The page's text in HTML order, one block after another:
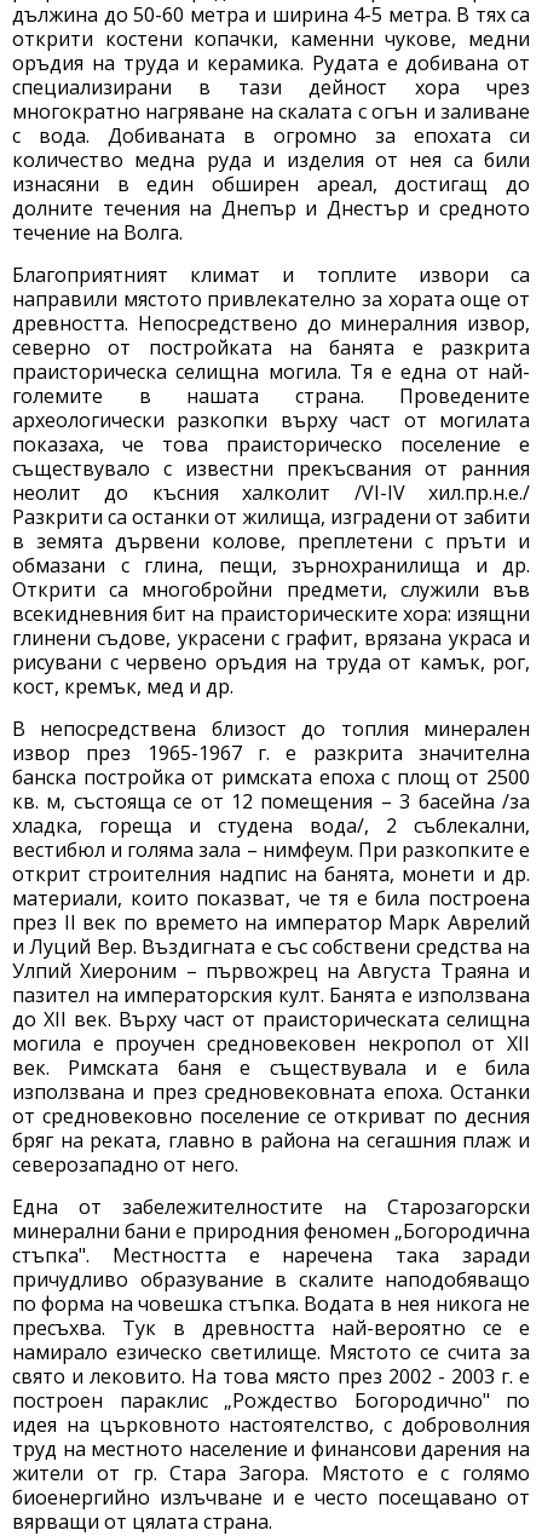
дължина до 50-60 метра и ширина 4-5 метра. В тях са
открити костени копачки, каменни чукове, медни
оръдия на труда и керамика. Рудата е добивана от
специализирани в тази дейност хора чрез
многократно нагряване на скалата с огън и заливане
с вода. Добиваната в огромно за епохата си
количество медна руда и изделия от нея са били
изнасяни в един обширен ареал, достигащ до
долните течения на Днепър и Днестър и средното
течение на Волга.
Благоприятният климат и топлите извори са
направили мястото привлекателно за хората още от
древността. Непосредствено до минералния извор,
северно от постройката на банята е разкрита
праисторическа селищна могила. Тя е една от най-
големите в нашата страна. Проведените
археологически разкопки върху част от могилата
показаха, че това праисторическо поселение е
съществувало с известни прекъсвания от ранния
неолит до късния халколит /VІ-ІV хил.пр.н.е./
Разкрити са останки от жилища, изградени от забити
в земята дървени колове, преплетени с пръти и
обмазани с глина, пещи, зърнохранилища и др.
Открити са многобройни предмети, служили във
всекидневния бит на праисторическите хора: изящни
глинени съдове, украсени с графит, врязана украса и
рисувани с червено оръдия на труда от камък, рог,
кост, кремък, мед и др.
В непосредствена близост до топлия минерален
извор през 1965-1967 г. е разкрита значителна
банска постройка от римската епоха с площ от 2500
кв. м, състояща се от 12 помещения – 3 басейна /за
хладка, гореща и студена вода/, 2 съблекални,
вестибюл и голяма зала – нимфеум. При разкопките е
открит строителния надпис на банята, монети и др.
материали, които показват, че тя е била построена
през ІІ век по времето на император Марк Аврелий
и Луций Вер. Въздигната е със собствени средства на
Улпий Хиероним – първожрец на Августа Траяна и
пазител на императорския култ. Банята е използвана
до ХІІ век. Върху част от праисторическата селищна
могила е проучен средновековен некропол от ХІІ
век. Римската баня е съществувала и е била
използвана и през средновековната епоха. Останки
от средновековно поселение се откриват по десния
бряг на реката, главно в района на сегашния плаж и
северозападно от него.
Една от забележителностите на Старозагорски
минерални бани е природния феномен „Богородична
стъпка". Местността е наречена така заради
причудливо образувание в скалите наподобяващо
по форма на човешка стъпка. Водата в нея никога не
пресъхва. Тук в древността най-вероятно се е
намирало езическо светилище. Мястото се счита за
свято и лековито. На това място през 2002 - 2003 г. е
построен параклис „Рождество Богородично" по
идея на църковното настоятелство, с доброволния
труд на местното население и финансови дарения на
жители от гр. Стара Загора. Мястото е с голямо
биоенергийно излъчване и е често посещавано от
вярващи от цялата страна.